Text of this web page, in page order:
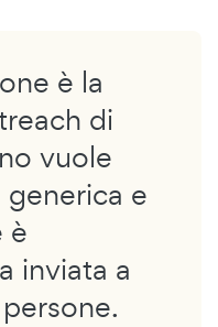
è la
di
vuole
e
è
inviata a